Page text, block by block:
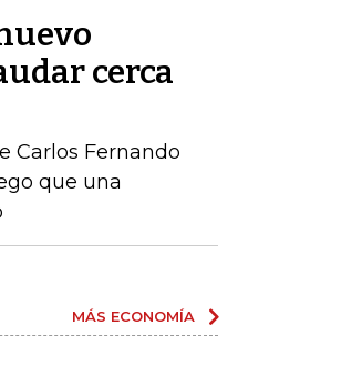
cerca
Carlos Fernando
que una
MÁS ECONOMÍA